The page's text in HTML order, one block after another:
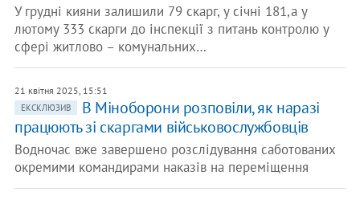
У грудні кияни залишили 79 скарг, у січні 181,а у
лютому 333 скарги до інспекції з питань контролю у
сфері житлово – комунальних…
21 квітня 2025, 15:51
ЕКСКЛЮЗИВ
В Міноборони розповіли, як наразі
працюють зі скаргами військовослужбовців
Водночас вже завершено розслідування саботованих
окремими командирами наказів на переміщення